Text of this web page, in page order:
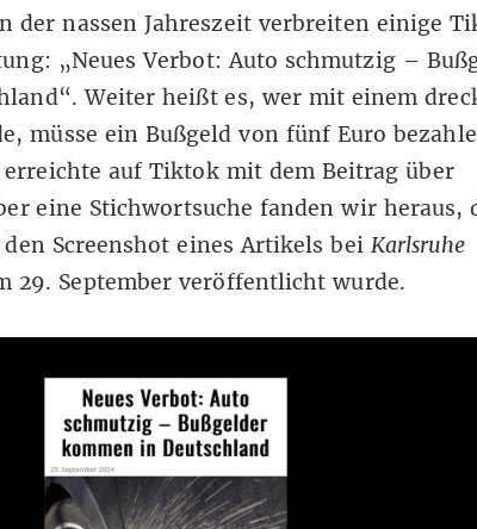
der nassen Jahreszeit verbreiten einige
: „Neues Verbot: Auto schmutzig –
Weiter heißt es, wer mit einem
müsse ein Bußgeld von fünf Euro
erreichte auf Tiktok mit dem Beitrag über
eine Stichwortsuche fanden wir heraus,
Screenshot einesArtikels bei Karlsruhe
29. September veröffentlicht wurde.